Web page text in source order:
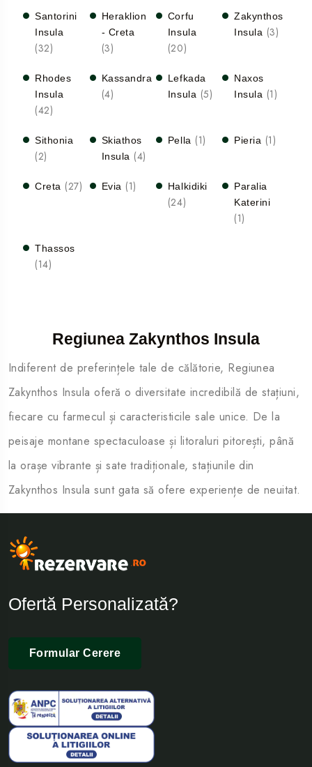
Santorini
Insula
(32)
Heraklion
- Creta
(3)
Corfu
Insula
(20)
Zakynthos
Insula (3)
Rhodes
Insula
(42)
Kassandra
(4)
Lefkada
Insula (5)
Naxos
Insula (1)
Sithonia
(2)
Skiathos
Insula (4)
Pella (1) Pieria (1)
Creta (27) Evia (1) Halkidiki
(24)
Paralia
Katerini
(1)
Thassos
(14)
Regiunea Zakynthos Insula
Indiferent de preferințele tale de călătorie, Regiunea
Zakynthos Insula oferă o diversitate incredibilă de stațiuni,
fiecare cu farmecul și caracteristicile sale unice. De la
peisaje montane spectaculoase și litoraluri pitorești, până
la orașe vibrante și sate tradiționale, stațiunile din
Zakynthos Insula sunt gata să ofere experiențe de neuitat.
Ofertă Personalizată?
Formular Cerere